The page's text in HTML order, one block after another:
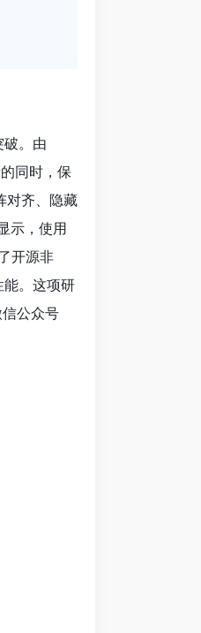
。由
同时，保
齐、隐藏
示，使用
开源非
。这项研
公众号